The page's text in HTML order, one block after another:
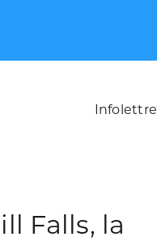
Infolettre
Falls, la